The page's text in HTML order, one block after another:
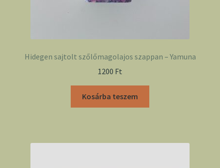
Hidegen sajtolt szőlőmagolajos szappan – Yamuna
1200 Ft
Kosárba teszem